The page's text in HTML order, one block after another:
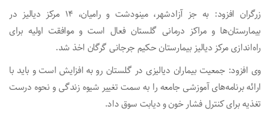
زرگران افزود: به جز آزادشهر، مینودشت و رامیان، ۱۴ مرکز دیالیز در
بیمارستان‌ها و مراکز درمانی گلستان فعال است و موافقت اولیه برای
راه‌اندازی مرکز دیالیز بیمارستان حکیم جرجانی گرگان اخذ شد.
وی افزود: جمعیت بیماران دیالیزی در گلستان رو به افزایش است و باید با
ارائه برنامه‌های آموزشی جامعه را به سمت تغییر شیوه زندگی و نحوه درست
تغذیه برای کنترل فشار خون و دیابت سوق داد.